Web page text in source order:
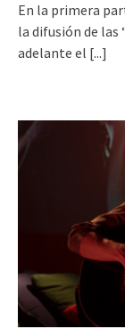
En la primera
la difusión de las
adelante el [...]